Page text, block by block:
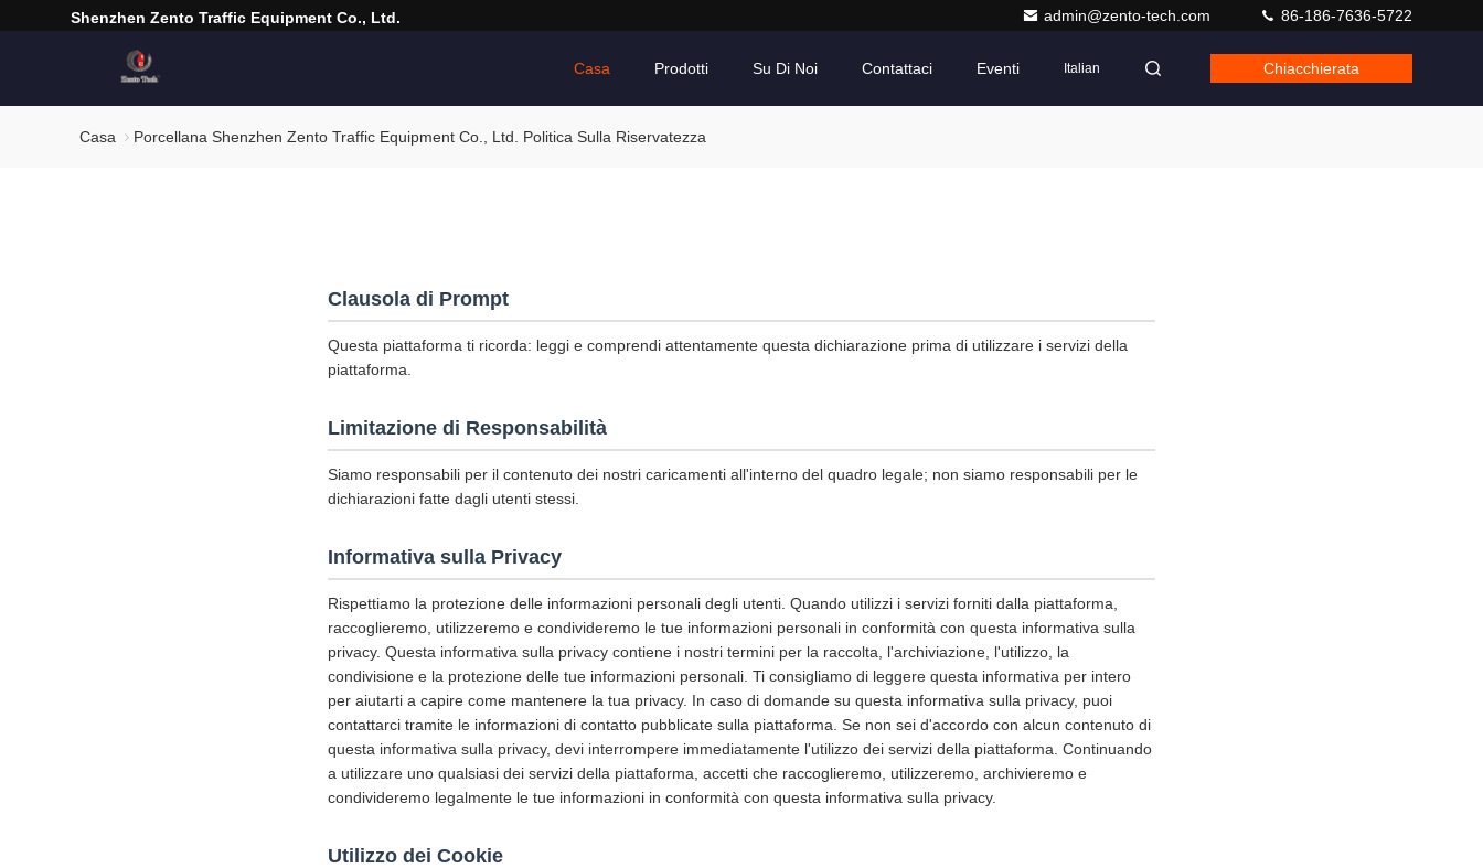
Shenzhen Zento Traffic Equipment Co., Ltd. admin@zento-tech.com 86-186-7636-5722
Casa Prodotti Su Di Noi Contattaci Eventi Italian Chiacchierata
Casa Porcellana Shenzhen Zento Traffic Equipment Co., Ltd. Politica Sulla Riservatezza
Clausola di Prompt
Questa piattaforma ti ricorda: leggi e comprendi attentamente questa dichiarazione prima di utilizzare i servizi della
piattaforma.
Limitazione di Responsabilità
Siamo responsabili per il contenuto dei nostri caricamenti all'interno del quadro legale; non siamo responsabili per le
dichiarazioni fatte dagli utenti stessi.
Informativa sulla Privacy
Rispettiamo la protezione delle informazioni personali degli utenti. Quando utilizzi i servizi forniti dalla piattaforma,
raccoglieremo, utilizzeremo e condivideremo le tue informazioni personali in conformità con questa informativa sulla
privacy. Questa informativa sulla privacy contiene i nostri termini per la raccolta, l'archiviazione, l'utilizzo, la
condivisione e la protezione delle tue informazioni personali. Ti consigliamo di leggere questa informativa per intero
per aiutarti a capire come mantenere la tua privacy. In caso di domande su questa informativa sulla privacy, puoi
contattarci tramite le informazioni di contatto pubblicate sulla piattaforma. Se non sei d'accordo con alcun contenuto di
questa informativa sulla privacy, devi interrompere immediatamente l'utilizzo dei servizi della piattaforma. Continuando
a utilizzare uno qualsiasi dei servizi della piattaforma, accetti che raccoglieremo, utilizzeremo, archivieremo e
condivideremo legalmente le tue informazioni in conformità con questa informativa sulla privacy.
Utilizzo dei Cookie